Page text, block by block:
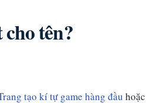
tên?
tạo kí tự game hàng đầu hoặc